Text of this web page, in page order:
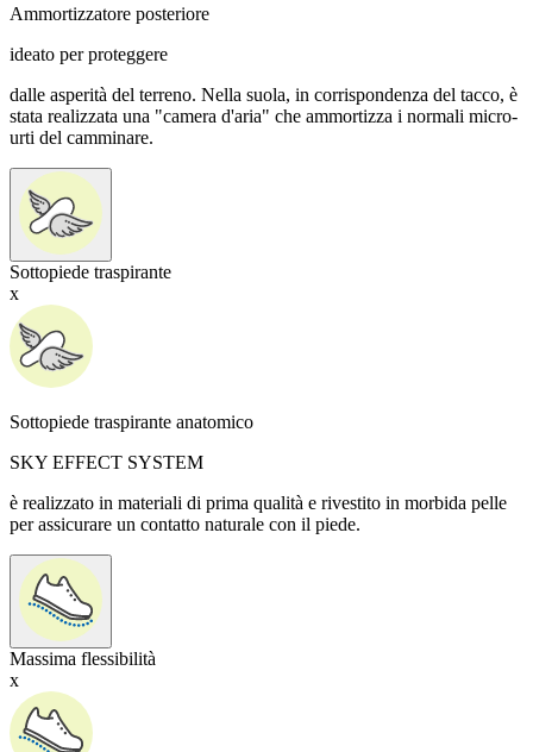
Ammortizzatore posteriore
ideato per proteggere
dalle asperità del terreno. Nella suola, in corrispondenza del tacco, è
stata realizzata una "camera d'aria" che ammortizza i normali micro-
urti del camminare.
Sottopiede traspirante
x
Sottopiede traspirante anatomico
SKY EFFECT SYSTEM
è realizzato in materiali di prima qualità e rivestito in morbida pelle
per assicurare un contatto naturale con il piede.
Massima flessibilità
x